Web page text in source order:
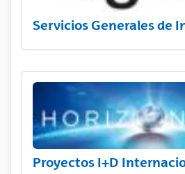
Servicios Generales de
Proyectos I+D